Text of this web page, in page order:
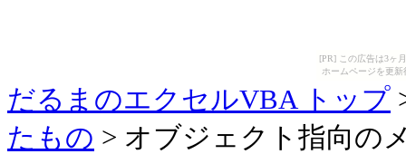
[PR] この広告は3ヶ
ホームページを更
だるまのエクセルVBA トップ
たもの > オブジェクト指向の